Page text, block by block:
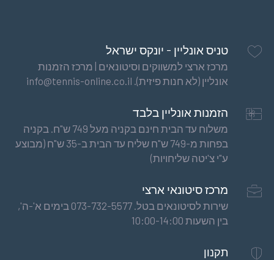
טניס אונליין - יונקס ישראל
מרכז ארצי למשווקים וסיטונאים | מרכז הזמנות
אונליין (לא חנות פיזית). info@tennis-online.co.il
הזמנות אונליין בלבד
משלוח עד הבית חינם בקניה מעל 749 ש"ח. בקניה
בפחות מ-749 ש"ח שליח עד הבית ב-35 ש"ח (מבוצע
ע"י צ'יטה שליחויות)
מרכז סיטונאי ארצי
שירות לסיטונאים בטל. 073-732-5577 בימים א'-ה',
בין השעות 10:00-14:00
תקנון